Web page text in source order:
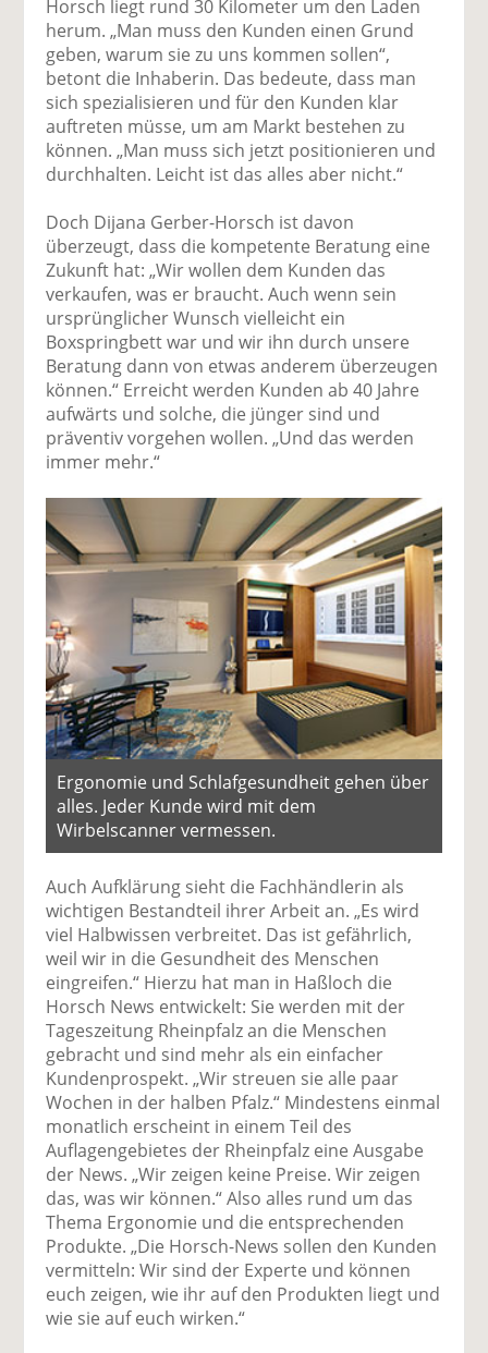
Horsch liegt rund 30 Kilometer um den Laden
herum. „Man muss den Kunden einen Grund
geben, warum sie zu uns kommen sollen“,
betont die Inhaberin. Das bedeute, dass man
sich spezialisieren und für den Kunden klar
auftreten müsse, um am Markt bestehen zu
können. „Man muss sich jetzt positionieren und
durchhalten. Leicht ist das alles aber nicht.“
Doch Dijana Gerber-Horsch ist davon
überzeugt, dass die kompetente Beratung eine
Zukunft hat: „Wir wollen dem Kunden das
verkaufen, was er braucht. Auch wenn sein
ursprünglicher Wunsch vielleicht ein
Boxspringbett war und wir ihn durch unsere
Beratung dann von etwas anderem überzeugen
können.“ Erreicht werden Kunden ab 40 Jahre
aufwärts und solche, die jünger sind und
präventiv vorgehen wollen. „Und das werden
immer mehr.“
Ergonomie und Schlafgesundheit gehen über
alles. Jeder Kunde wird mit dem
Wirbelscanner vermessen.
Auch Aufklärung sieht die Fachhändlerin als
wichtigen Bestandteil ihrer Arbeit an. „Es wird
viel Halbwissen verbreitet. Das ist gefährlich,
weil wir in die Gesundheit des Menschen
eingreifen.“ Hierzu hat man in Haßloch die
Horsch News entwickelt: Sie werden mit der
Tageszeitung Rheinpfalz an die Menschen
gebracht und sind mehr als ein einfacher
Kundenprospekt. „Wir streuen sie alle paar
Wochen in der halben Pfalz.“ Mindestens einmal
monatlich erscheint in einem Teil des
Auflagengebietes der Rhein­pfalz eine Ausgabe
der News. „Wir zeigen keine Preise. Wir zeigen
das, was wir können.“ Also alles rund um das
Thema Ergonomie und die entsprechenden
Produkte. „Die Horsch-News sollen den Kunden
vermitteln: Wir sind der Experte und können
euch zeigen, wie ihr auf den Produkten liegt und
wie sie auf euch wirken.“